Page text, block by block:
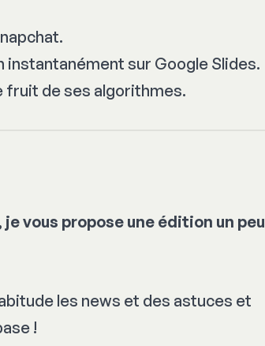
sur Google Slides.
fruit de ses algorithmes.
je vous propose une édition un peu
les news et des astuces et
!